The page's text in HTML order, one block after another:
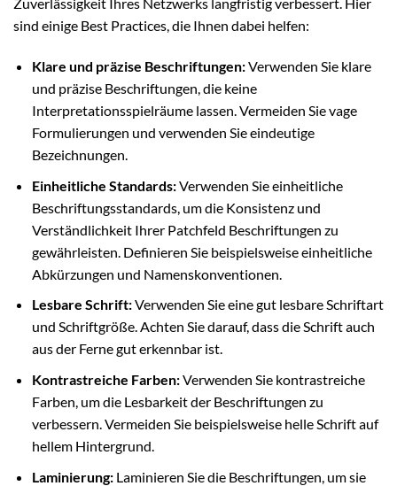
Zuverlässigkeit Ihres Netzwerks langfristig verbessert. Hier
sind einige Best Practices, die Ihnen dabei helfen:
Klare und präzise Beschriftungen:Verwenden Sie klare
und präzise Beschriftungen, die keine
Interpretationsspielräume lassen. Vermeiden Sie vage
Formulierungen und verwenden Sie eindeutige
Bezeichnungen.
Einheitliche Standards:Verwenden Sie einheitliche
Beschriftungsstandards, um die Konsistenz und
Verständlichkeit Ihrer Patchfeld Beschriftungen zu
gewährleisten. Definieren Sie beispielsweise einheitliche
Abkürzungen und Namenskonventionen.
Lesbare Schrift:Verwenden Sie eine gut lesbare Schriftart
und Schriftgröße. Achten Sie darauf, dass die Schrift auch
aus der Ferne gut erkennbar ist.
Kontrastreiche Farben:Verwenden Sie kontrastreiche
Farben, um die Lesbarkeit der Beschriftungen zu
verbessern. Vermeiden Sie beispielsweise helle Schrift auf
hellem Hintergrund.
Laminierung:Laminieren Sie die Beschriftungen, um sie